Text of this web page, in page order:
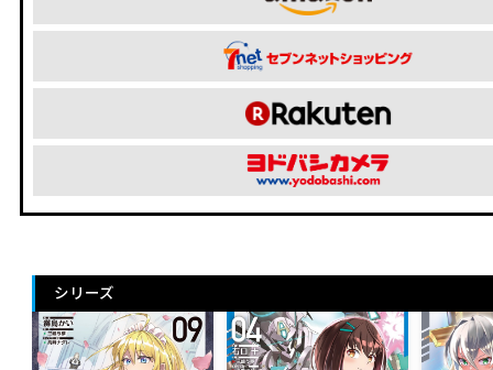
シリーズ